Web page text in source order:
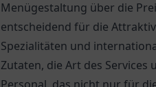
Menügestaltung über die
entscheidend für die
Spezialitäten und
Zutaten, die Art des